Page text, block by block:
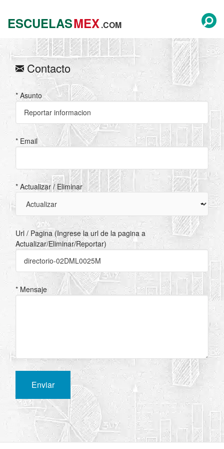
ESCUELASMEX.COM
Contacto
* Asunto
* Email
* Actualizar / Eliminar
Url / Pagina (Ingrese la url de la pagina a
Actualizar/Eliminar/Reportar)
* Mensaje
Enviar